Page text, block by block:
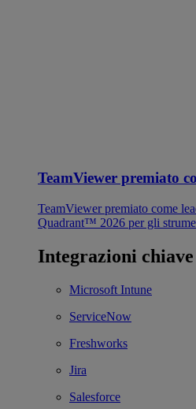
TeamViewer premiato
TeamViewer premiato come
Quadrant™ 2026 per gli
Integrazioni chiave
Microsoft Intune
ServiceNow
Freshworks
Jira
Salesforce